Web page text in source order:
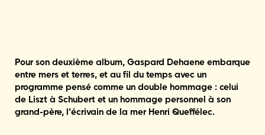
Pour son deuxième album, Gaspard Dehaene embarque
entre mers et terres, et au fil du temps avec un
programme pensé comme un double hommage : celui
de Liszt à Schubert et un hommage personnel à son
grand-père, l’écrivain de la mer Henri Queffélec.